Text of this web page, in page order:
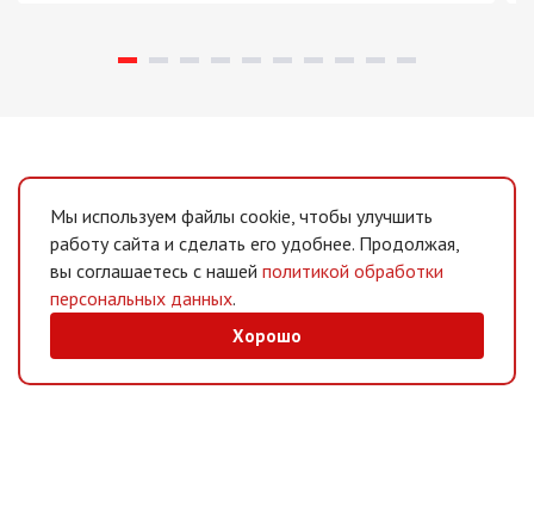
Мы используем файлы cookie, чтобы улучшить
работу сайта и сделать его удобнее. Продолжая,
вы соглашаетесь с нашей политикой обработки
персональных данных.
Хорошо